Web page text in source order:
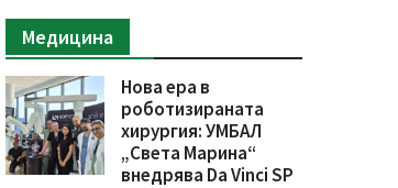
Медицина
Нова ера в
роботизираната
хирургия: УМБАЛ
„Света Марина“
внедрява Da Vinci SP